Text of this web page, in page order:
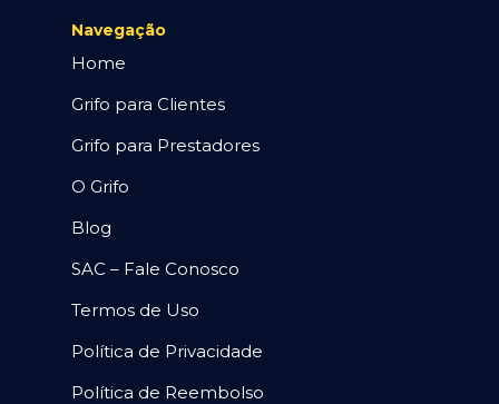
Navegação
Home
Grifo para Clientes
Grifo para Prestadores
O Grifo
Blog
SAC – Fale Conosco
Termos de Uso
Política de Privacidade
Política de Reembolso